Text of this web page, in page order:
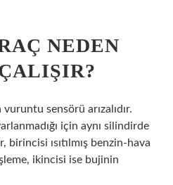
NEDEN
vuruntu sensörü arızalıdır.
için aynı silindirde
birincisi ısıtılmış benzin-hava
ikincisi ise bujinin